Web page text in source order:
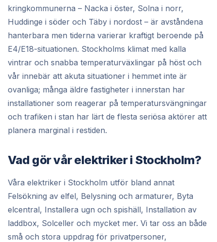
kringkommunerna – Nacka i öster, Solna i norr,
Huddinge i söder och Täby i nordost – är avståndena
hanterbara men tiderna varierar kraftigt beroende på
E4/E18-situationen. Stockholms klimat med kalla
vintrar och snabba temperaturväxlingar på höst och
vår innebär att akuta situationer i hemmet inte är
ovanliga; många äldre fastigheter i innerstan har
installationer som reagerar på temperatursvängningar
och trafiken i stan har lärt de flesta seriösa aktörer att
planera marginal i restiden.
Vad gör vår elektriker i Stockholm?
Våra elektriker i Stockholm utför bland annat
Felsökning av elfel, Belysning och armaturer, Byta
elcentral, Installera ugn och spishäll, Installation av
laddbox, Solceller och mycket mer. Vi tar oss an både
små och stora uppdrag för privatpersoner,